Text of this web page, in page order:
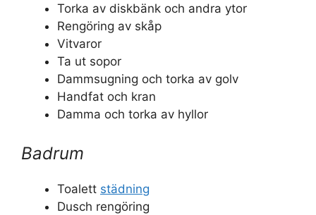
Torka av diskbänk och andra ytor
Rengöring av skåp
Vitvaror
Ta ut sopor
Dammsugning och torka av golv
Handfat och kran
Damma och torka av hyllor
Badrum
Toalett städning
Dusch rengöring